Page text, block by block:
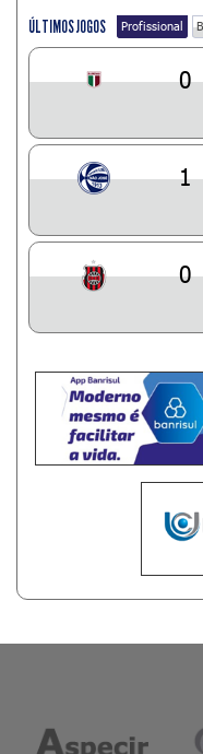
ÚLTIMOS JOGOS Profissional
0
1
0